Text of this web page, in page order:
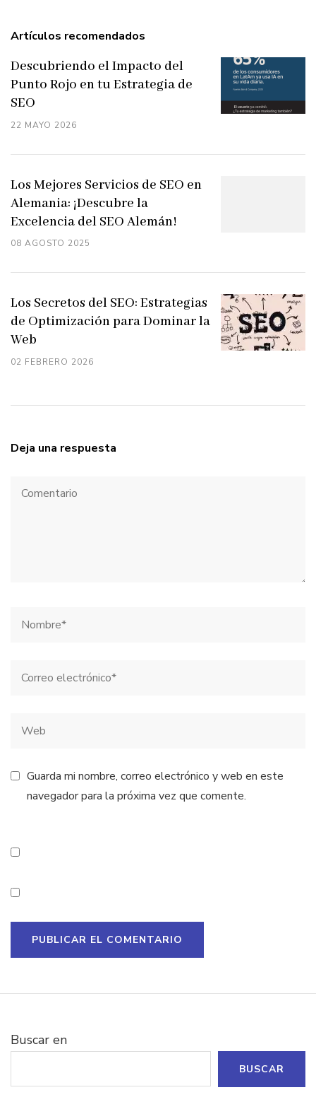
Artículos recomendados
22 MAYO 2026
Descubriendo el Impacto del
Punto Rojo en tu Estrategia de
SEO
08 AGOSTO 2025
Los Mejores Servicios de SEO en
Alemania: ¡Descubre la
Excelencia del SEO Alemán!
02 FEBRERO 2026
Los Secretos del SEO: Estrategias
de Optimización para Dominar la
Web
Deja una respuesta
Guarda mi nombre, correo electrónico y web en este
navegador para la próxima vez que comente.
Buscar en
BUSCAR